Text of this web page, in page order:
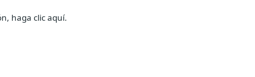
haga clic aquí.